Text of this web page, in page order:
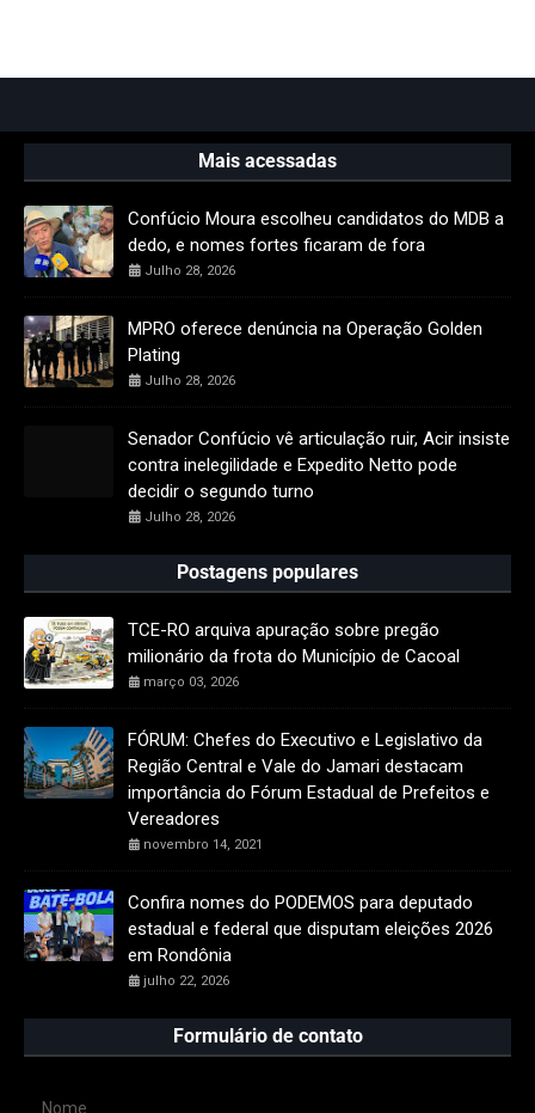
Mais acessadas
Confúcio Moura escolheu candidatos do MDB a
dedo, e nomes fortes ficaram de fora
Julho 28, 2026
MPRO oferece denúncia na Operação Golden
Plating
Julho 28, 2026
Senador Confúcio vê articulação ruir, Acir insiste
contra inelegilidade e Expedito Netto pode
decidir o segundo turno
Julho 28, 2026
Postagens populares
TCE-RO arquiva apuração sobre pregão
milionário da frota do Município de Cacoal
março 03, 2026
FÓRUM: Chefes do Executivo e Legislativo da
Região Central e Vale do Jamari destacam
importância do Fórum Estadual de Prefeitos e
Vereadores
novembro 14, 2021
Confira nomes do PODEMOS para deputado
estadual e federal que disputam eleições 2026
em Rondônia
julho 22, 2026
Formulário de contato
Nome